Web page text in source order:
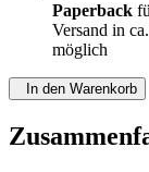
Paperback
Versand in
möglich
In den Warenkorb